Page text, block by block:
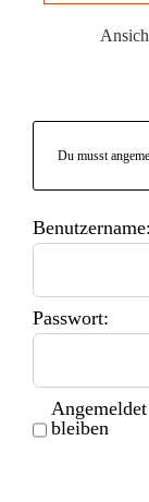
Du musst
Benutzername:
Passwort:
Angemeldet
bleiben